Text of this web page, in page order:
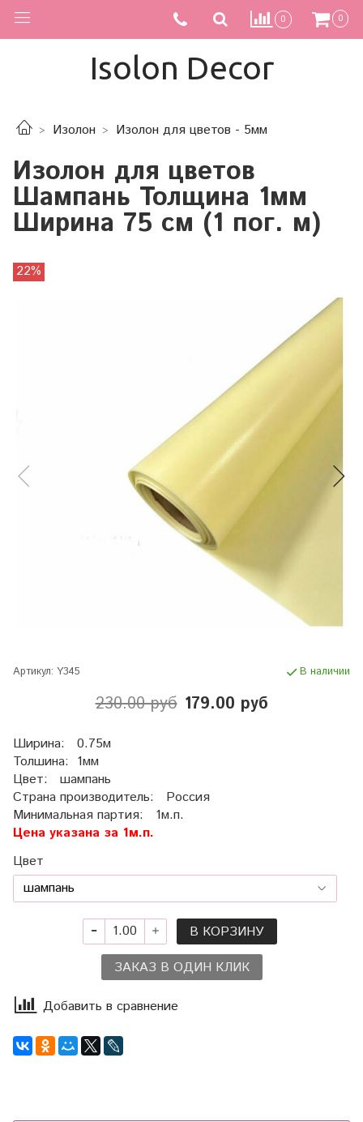
0 0
Isolon Decor
Изолон Изолон для цветов - 5мм
Изолон для цветов
Шампань Толщина 1мм
Ширина 75 см (1 пог. м)
22%
Артикул: Y345 В наличии
230.00 руб 179.00 руб
Ширина: 0.75м
Толшина: 1мм
Цвет: шампань
Страна производитель: Россия
Минимальная партия: 1м.п.
Цена указана за 1м.п.
Цвет
В КОРЗИНУ
ЗАКАЗ В ОДИН КЛИК
Добавить в сравнение